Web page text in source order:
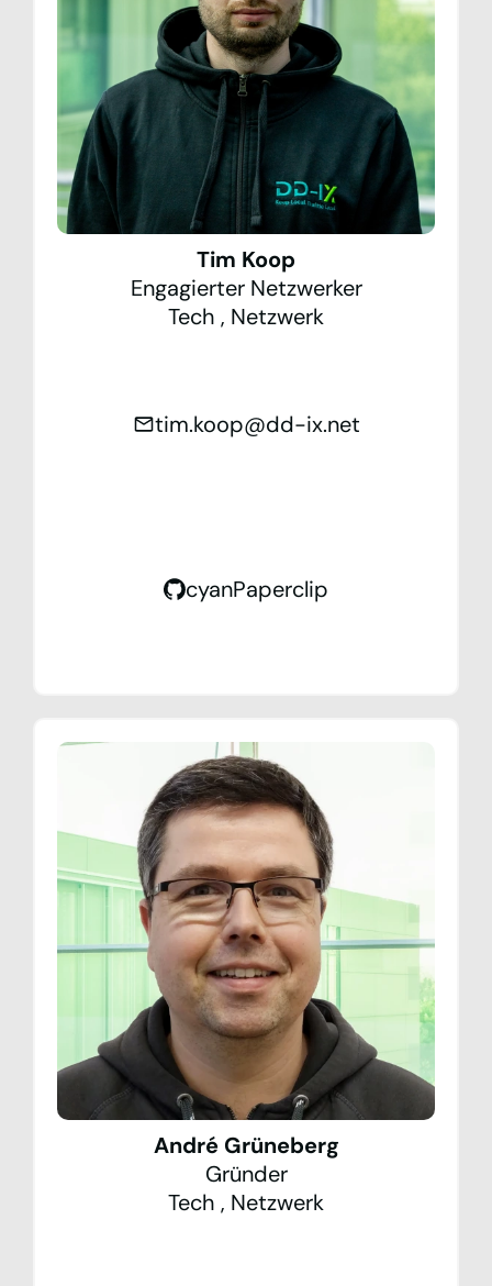
Tim Koop
Engagierter Netzwerker
Tech , Netzwerk
tim.koop@dd-ix.net
cyanPaperclip
André Grüneberg
Gründer
Tech , Netzwerk